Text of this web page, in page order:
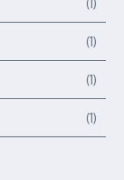
(1)
(1)
(1)
(1)